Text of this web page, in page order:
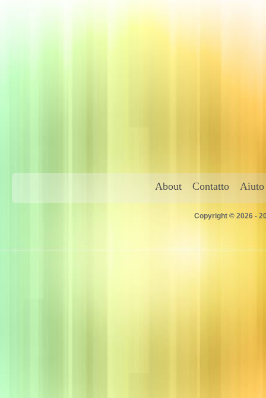
About Contatto Aiuto
Copyright © 2026 -